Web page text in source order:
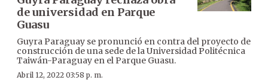
de universidad en Parque
Guasu
Guyra Paraguay se pronunció en contra del proyecto de
construcción de una sede de la Universidad Politécnica
Taiwán-Paraguay en el Parque Guasu.
Abril 12, 2022 03:58 p. m.